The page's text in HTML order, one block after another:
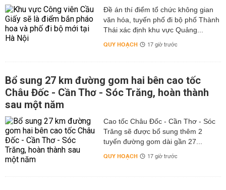
Đề án thí điểm tổ chức không gian
văn hóa, tuyến phố đi bộ phố Thành
Thái xác định khu vực Quảng...
QUY HOẠCH 17 giờ trước
Bổ sung 27 km đường gom hai bên cao tốc
Châu Đốc - Cần Thơ - Sóc Trăng, hoàn thành
sau một năm
Cao tốc Châu Đốc - Cần Thơ - Sóc
Trăng sẽ được bổ sung thêm 2
tuyến đường gom dài gần 27...
QUY HOẠCH 17 giờ trước